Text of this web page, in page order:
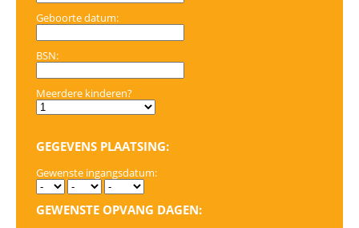
Geboorte datum:
BSN:
Meerdere kinderen?
GEGEVENS PLAATSING:
Gewenste ingangsdatum:
GEWENSTE OPVANG DAGEN: